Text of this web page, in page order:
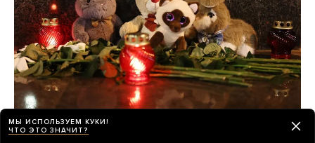
МЫ ИСПОЛЬЗУЕМ КУКИ!
ЧТО ЭТО ЗНАЧИТ?